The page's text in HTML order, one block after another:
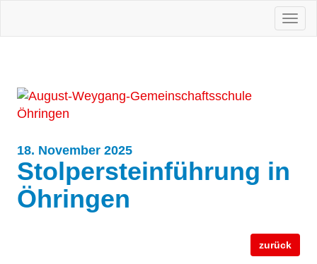
18. November 2025
Stolpersteinführung in
Öhringen
zurück